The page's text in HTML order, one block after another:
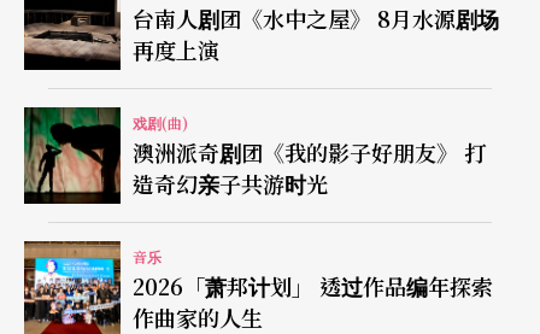
台南人剧团《水中之屋》 8月水源剧场
再度上演
戏剧(曲)
澳洲派奇剧团《我的影子好朋友》 打
造奇幻亲子共游时光
音乐
2026「萧邦计划」 透过作品编年探索
作曲家的人生